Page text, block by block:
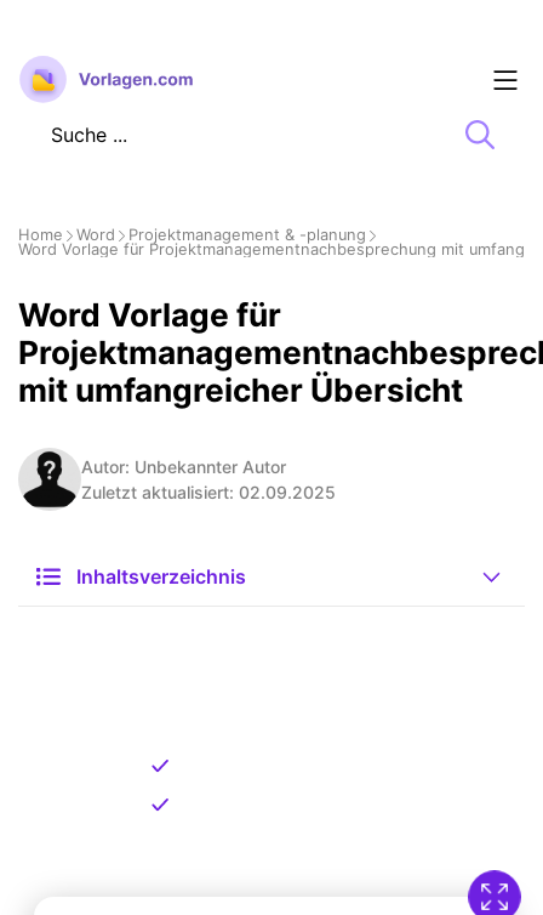
Zum
Inhalt
springen
Home Word
Projektmanagement & -planung
Word Vorlage für Projektmanagementnachbesprechung mit
Word Vorlage für
mit umfangreicher Übersicht
Autor: Unbekannter Autor
Zuletzt aktualisiert: 02.09.2025
Inhaltsverzeichnis